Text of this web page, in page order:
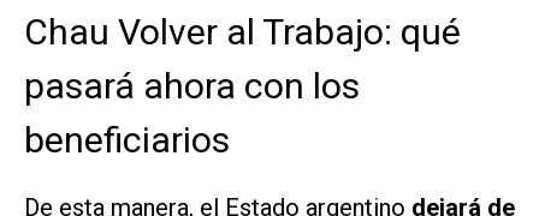
Chau Volver al Trabajo: qué
pasará ahora con los
beneficiarios
De esta manera, el Estado argentino dejará de